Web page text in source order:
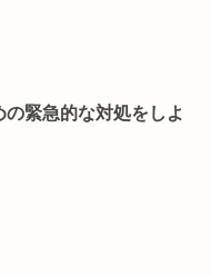
緊急的な対処をしよ